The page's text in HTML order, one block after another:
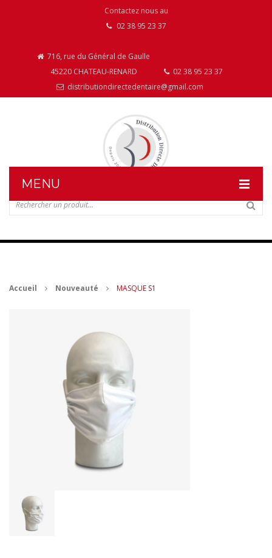
Contactez nous au
02 38 95 23 37
716, rue du Général de Gaulle
45220 CHATEAU-RENARD
02 38 95 23 37
distributiondirectedentaire@gmail.com
MENU
NOS PRODUITS
CONTACT
Mon compte
Accueil Nouveauté MASQUE S1